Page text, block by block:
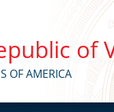
of
OF AMERICA